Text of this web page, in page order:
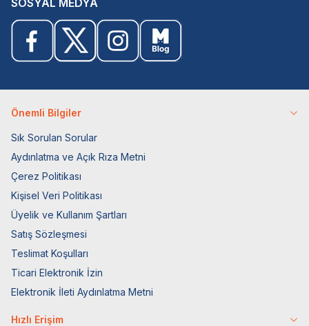
Önemli Bilgiler
Sık Sorulan Sorular
Aydınlatma ve Açık Rıza Metni
Çerez Politikası
Kişisel Veri Politikası
Üyelik ve Kullanım Şartları
Satış Sözleşmesi
Teslimat Koşulları
Ticari Elektronik İzin
Elektronik İleti Aydınlatma Metni
Hızlı Erişim